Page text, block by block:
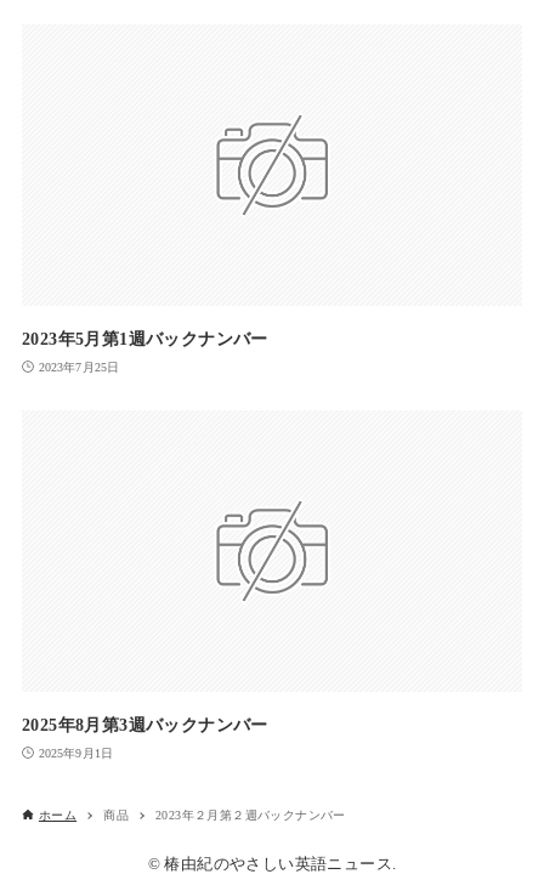
2023年5月第1週バックナンバー
2023年7月25日
2025年8月第3週バックナンバー
2025年9月1日
ホーム 商品 2023年２月第２週バックナンバー
© 椿由紀のやさしい英語ニュース.